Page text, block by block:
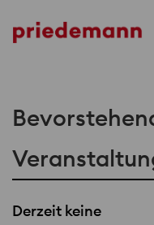
Prev
Derzeit keine